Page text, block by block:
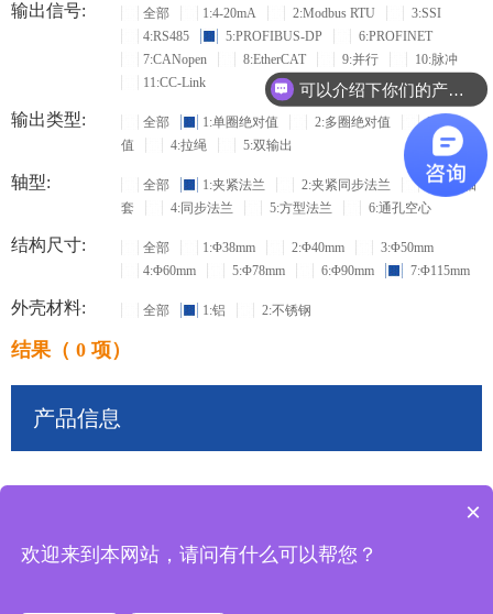
输出信号: 全部 1:4-20mA 2:Modbus RTU
3:SSI
4:RS485
5:PROFIBUS-DP
6:PROFINET
7:CANopen
8:EtherCAT 9:并行
10:脉冲
11:CC-Link
输出类型: 全部 1:单圈绝对值 2:多圈绝对值
3:增量
值
4:拉绳 5:双输出
轴型: 全部 1:夹紧法兰 2:夹紧同步法兰
3:盲孔轴
套
4:同步法兰 5:方型法兰 6:通孔空心
结构尺寸: 全部 1:Φ38mm 2:Φ40mm
3:Φ50mm
4:Φ60mm
5:Φ78mm 6:Φ90mm 7:Φ115mm
外壳材料: 全部 1:铝 2:不锈钢
结果（ 0 项）
产品信息
可以介绍下你们的产品么？
×
欢迎来到本网站，请问有什么可以帮您？